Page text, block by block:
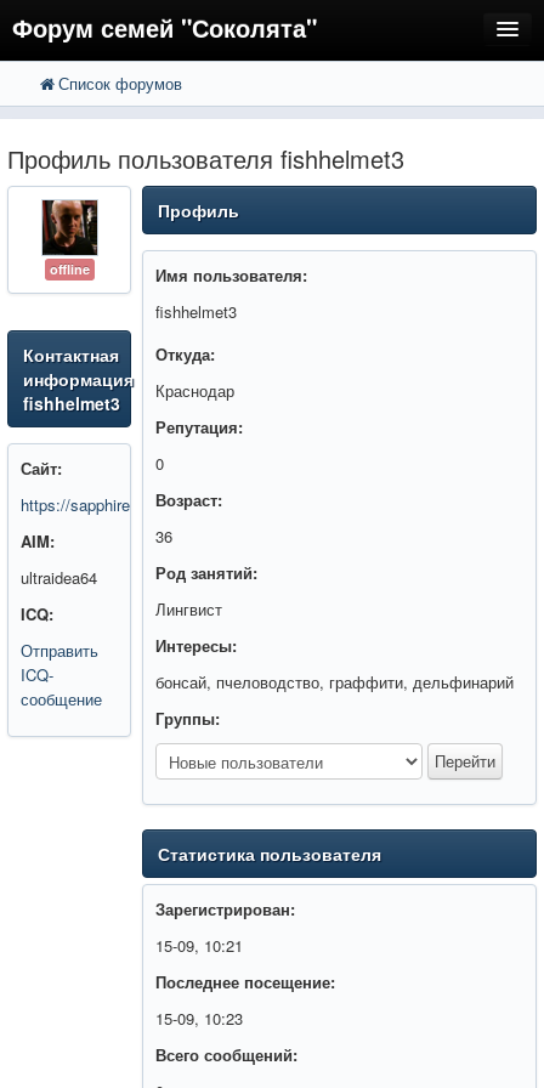
Форум семей "Соколята"
FAQ
Регистрация
Вход
Список форумов
Профиль пользователя fishhelmet3
offline
Контактная
информация
fishhelmet3
Сайт:
https://sapphirecars.ru/
AIM:
ultraidea64
ICQ:
Отправить
ICQ-
сообщение
Профиль
Имя пользователя:
fishhelmet3
Откуда:
Краснодар
Репутация:
0
Возраст:
36
Род занятий:
Лингвист
Интересы:
бонсай, пчеловодство, граффити, дельфинарий
Группы:
Статистика пользователя
Зарегистрирован:
15-09, 10:21
Последнее посещение:
15-09, 10:23
Всего сообщений: